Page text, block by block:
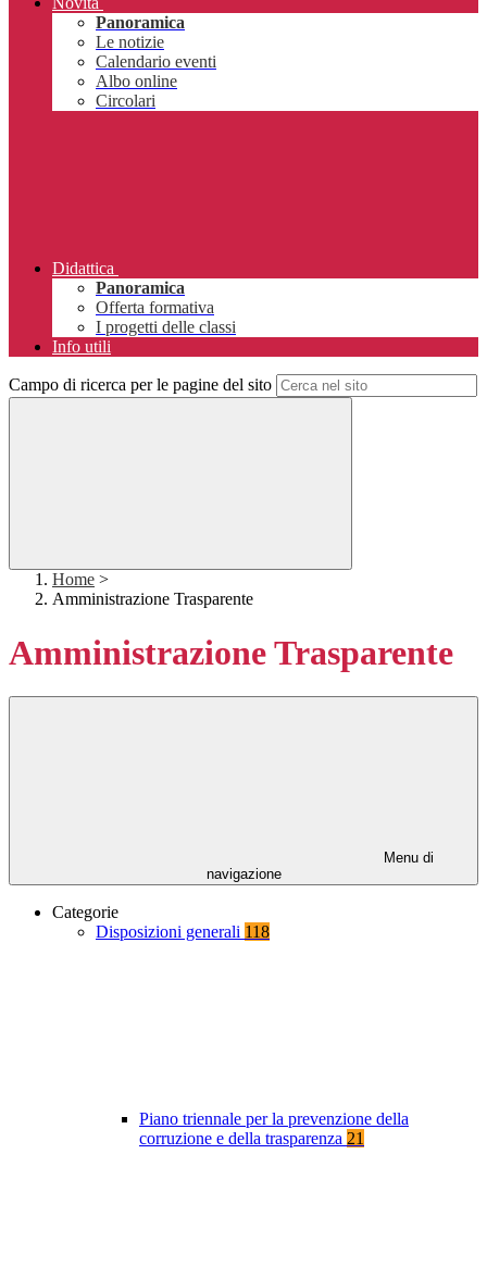
Panoramica
Le notizie
Calendario eventi
Albo online
Circolari
Didattica
Panoramica
Offerta formativa
I progetti delle classi
Info utili
Campo di ricerca per le pagine del sito
Home >
Amministrazione Trasparente
Amministrazione Trasparente
Menu di
navigazione
Categorie
Disposizioni generali 118
Piano triennale per la prevenzione della
corruzione e della trasparenza 21